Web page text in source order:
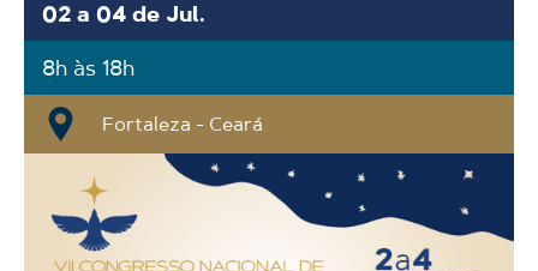
02 a 04 de Jul.
8h às 18h
Fortaleza - Ceará